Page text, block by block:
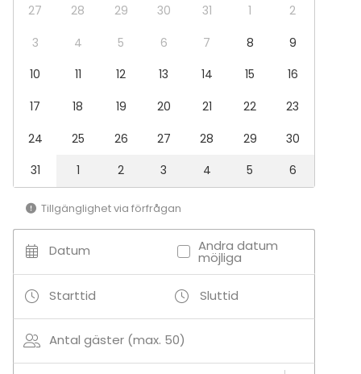
27 28 29 30 31 1
2
3
4 5 6 7 8
9
10
11 12 13 14 15
16
17
18 19 20 21 22
23
24
25 26 27 28 29
30
31
1 2 3 4 5 6
Tillgänglighet via förfrågan
Datum Andra datum
möjliga
Starttid Sluttid
Antal gäster (max. 50)